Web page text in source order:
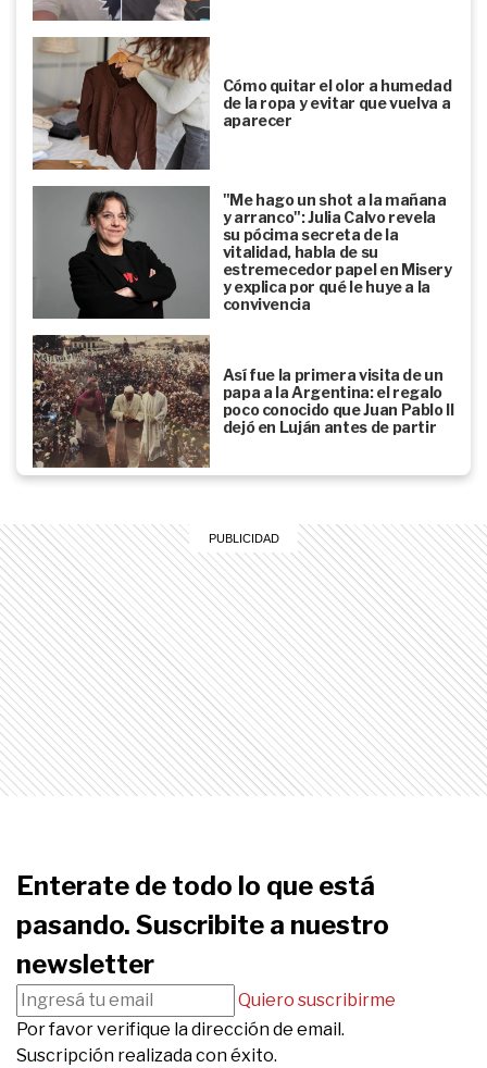
Cómo quitar el olor a humedad
de la ropa y evitar que vuelva a
aparecer
"Me hago un shot a la mañana
y arranco": Julia Calvo revela
su pócima secreta de la
vitalidad, habla de su
estremecedor papel en Misery
y explica por qué le huye a la
convivencia
Así fue la primera visita de un
papa a la Argentina: el regalo
poco conocido que Juan Pablo II
dejó en Luján antes de partir
Enterate de todo lo que está
pasando. Suscribite a nuestro
newsletter
Quiero suscribirme
Por favor verifique la dirección de email.
Suscripción realizada con éxito.